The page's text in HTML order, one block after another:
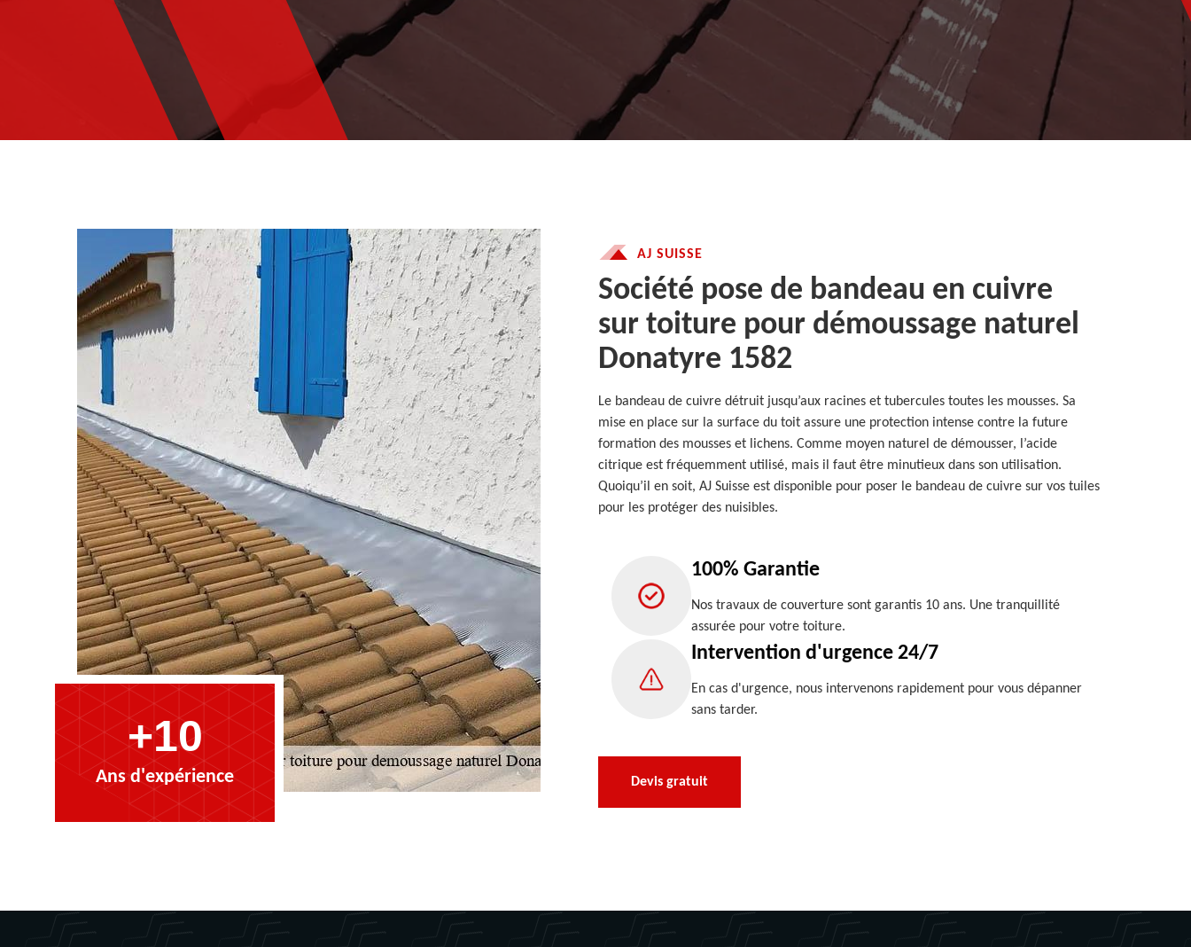
+10
Ans d'expérience
AJ SUISSE
Société pose de bandeau en cuivre
sur toiture pour démoussage naturel
Donatyre 1582
Le bandeau de cuivre détruit jusqu’aux racines et tubercules toutes les mousses. Sa
mise en place sur la surface du toit assure une protection intense contre la future
formation des mousses et lichens. Comme moyen naturel de démousser, l’acide
citrique est fréquemment utilisé, mais il faut être minutieux dans son utilisation.
Quoiqu’il en soit, AJ Suisse est disponible pour poser le bandeau de cuivre sur vos tuiles
pour les protéger des nuisibles.
100% Garantie
Nos travaux de couverture sont garantis 10 ans. Une tranquillité
assurée pour votre toiture.
Intervention d'urgence 24/7
En cas d'urgence, nous intervenons rapidement pour vous dépanner
sans tarder.
Devis gratuit